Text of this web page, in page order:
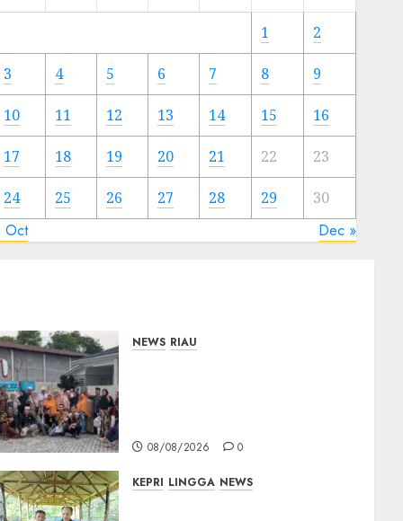
Artis
Kota
23/11/2024
0
1 2
3 4 5 6 7 8 9
10 11 12 13 14 15 16
17 18 19 20 21 22 23
24 25 26 27 28 29 30
Oct Dec »
NEWS RIAU
08/08/2026 0
KEPRI LINGGA NEWS